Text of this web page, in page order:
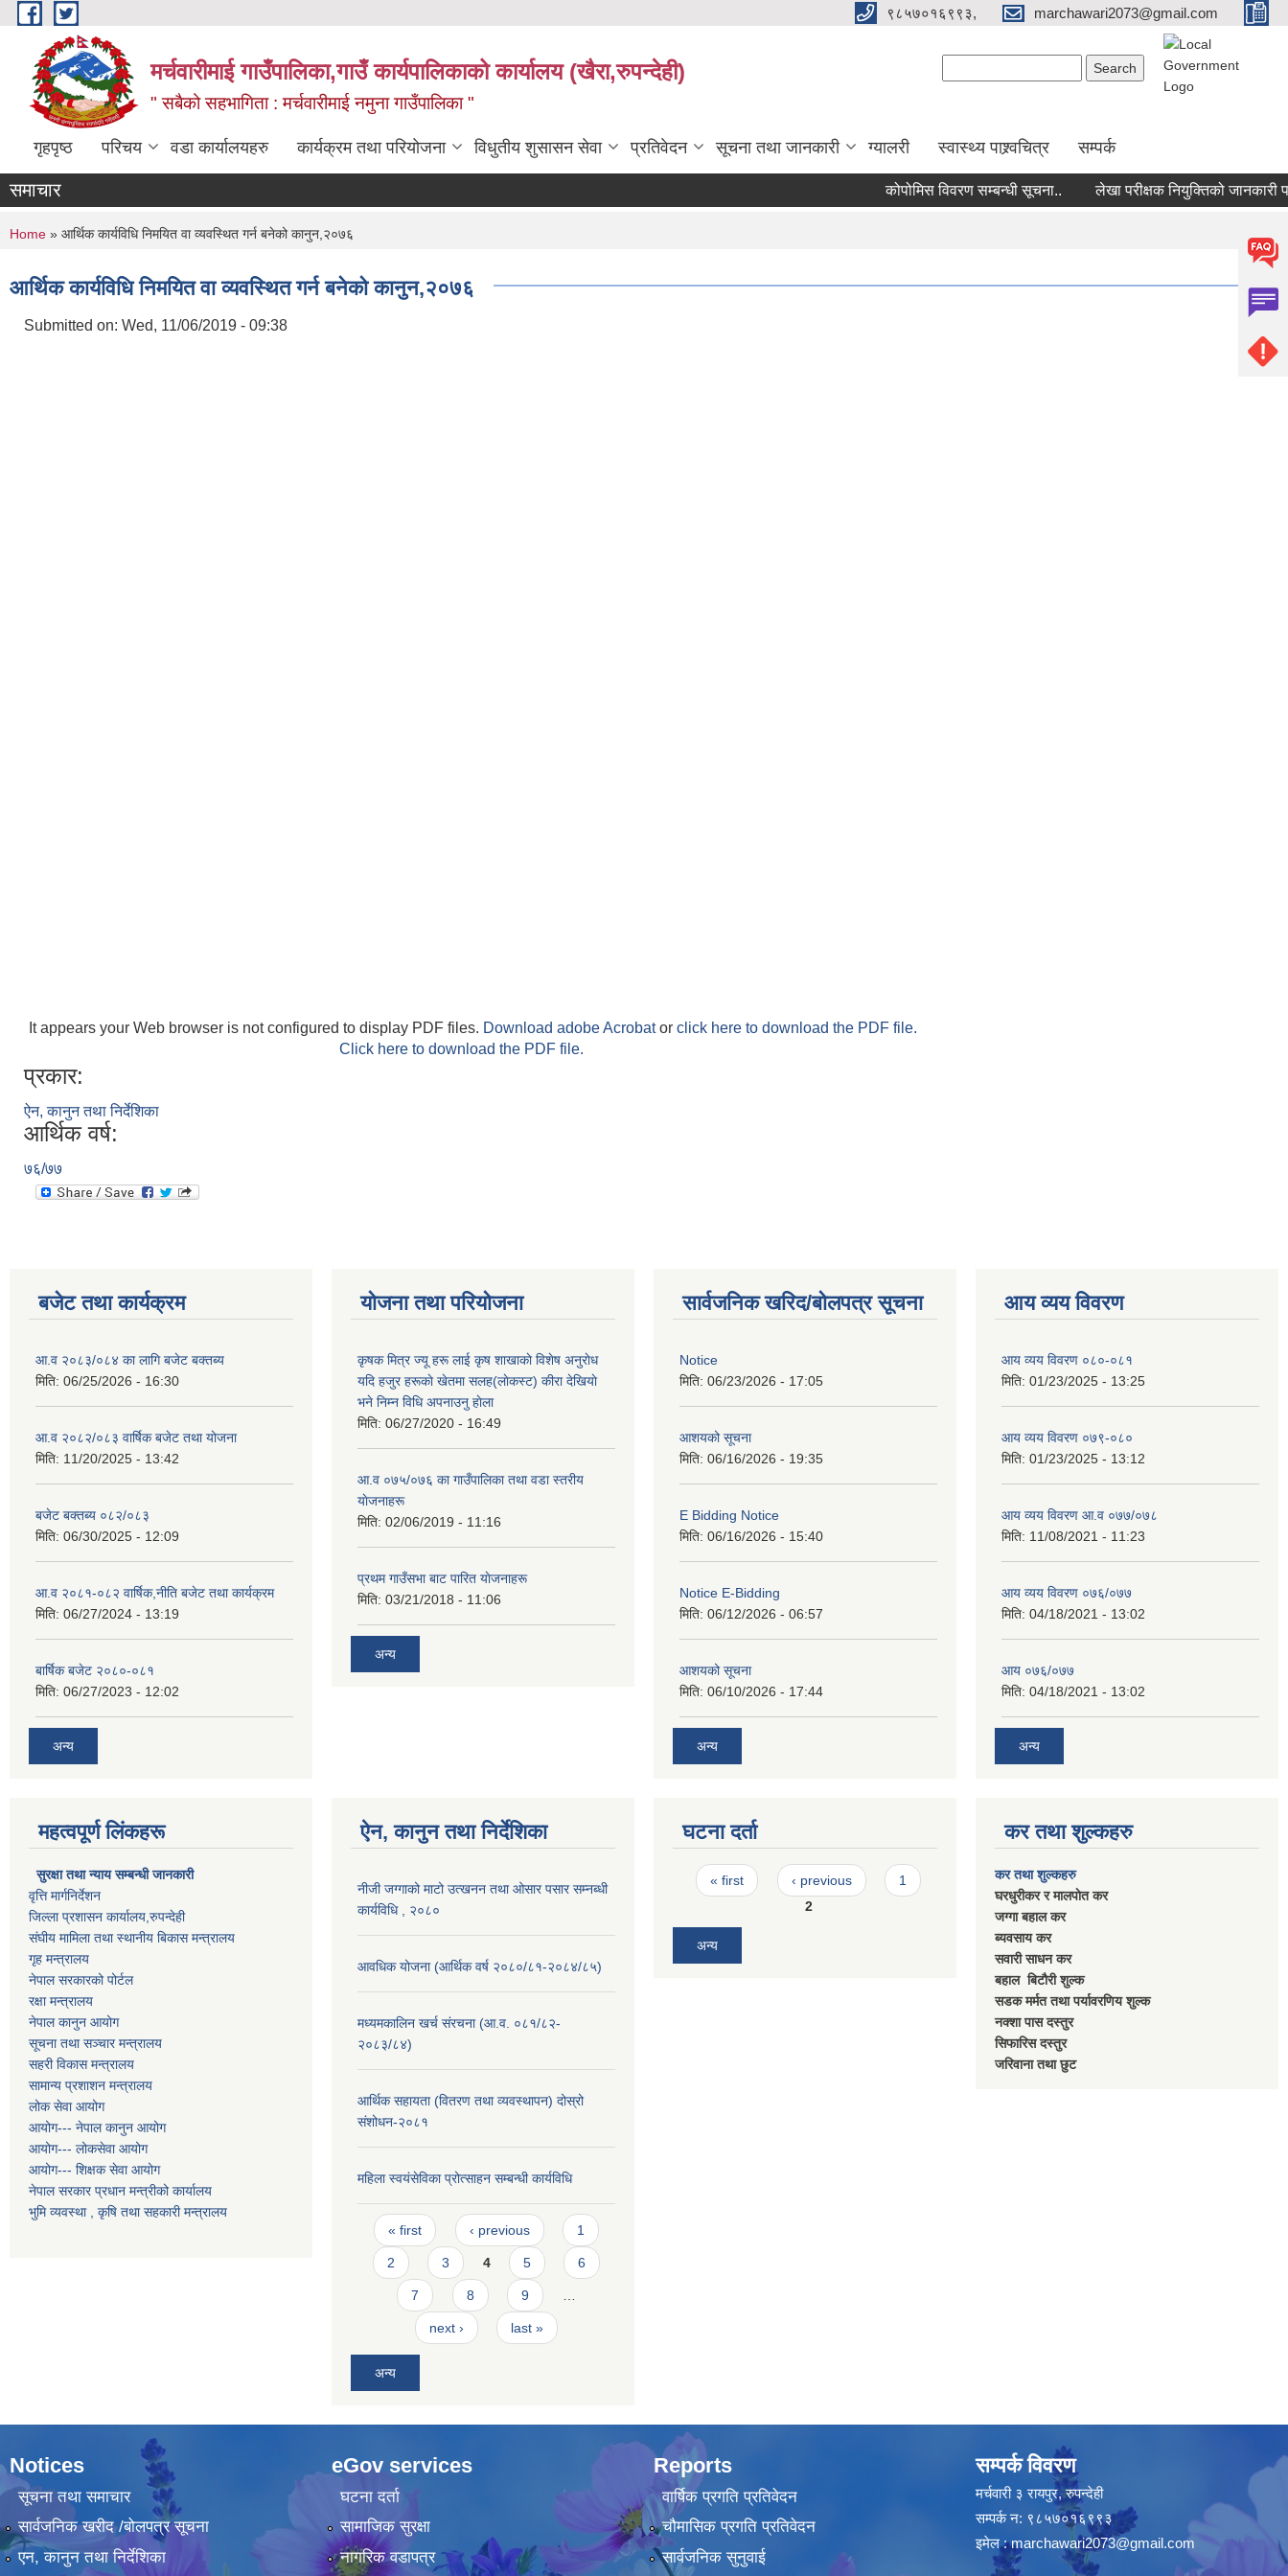
Skip to main content ९८५७०१६९९३, marchawari2073@gmail.com
मर्चवारीमाई गाउँपालिका,गाउँ कार्यपालिकाको कार्यालय (खैरा,रुपन्देही)
" सबैको सहभागिता : मर्चवारीमाई नमुना गाउँपालिका "
गृहपृष्ठ परिचय वडा कार्यालयहरु कार्यक्रम तथा परियोजना विधुतीय शुसासन सेवा प्रतिवेदन सूचना तथा जानकारी ग्यालरी स्वास्थ्य पाश्र्वचित्र सम्पर्क
समाचार कोपोमिस विवरण सम्बन्धी सूचना.. लेखा परीक्षक नियुक्तिको जानकारी
You are here
Home » आर्थिक कार्यविधि निमयित वा व्यवस्थित गर्न बनेको कानुन,२०७६
आर्थिक कार्यविधि निमयित वा व्यवस्थित गर्न बनेको कानुन,२०७६
Submitted on: Wed, 11/06/2019 - 09:38
It appears your Web browser is not configured to display PDF files. Download adobe Acrobator click here to download the PDF file.
Click here to download the PDF file.
प्रकार:
ऐन, कानुन तथा निर्देशिका
आर्थिक वर्ष:
७६/७७
बजेट तथा कार्यक्रम
आ.व २०८३/०८४ का लागि बजेट बक्तब्य
मिति: 06/25/2026 - 16:30
आ.व २०८२/०८३ वार्षिक बजेट तथा योजना
मिति: 11/20/2025 - 13:42
बजेट बक्तब्य ०८२/०८३
मिति: 06/30/2025 - 12:09
आ.व २०८१-०८२ वार्षिक,नीति बजेट तथा कार्यक्रम
मिति: 06/27/2024 - 13:19
बार्षिक बजेट २०८०-०८१
मिति: 06/27/2023 - 12:02
अन्य
योजना तथा परियोजना
कृषक मित्र ज्यू हरू लाई कृष शाखाकाे विशेष अनुराेध
यदि हजुर हरूकाे खेतमा सलह(लाेकस्ट) कीरा देखियाे
भने निम्न विधि अपनाउनु हाेला
मिति: 06/27/2020 - 16:49
आ‍.व ०७५/०७६ का गाउँपालिका तथा वडा स्तरीय
याेजनाहरू
मिति: 02/06/2019 - 11:16
प्रथम गाउँसभा बाट पारित याेजनाहरू
मिति: 03/21/2018 - 11:06
अन्य
सार्वजनिक खरिद/बोलपत्र सूचना
Notice
मिति: 06/23/2026 - 17:05
आशयको सूचना
मिति: 06/16/2026 - 19:35
E Bidding Notice
मिति: 06/16/2026 - 15:40
Notice E-Bidding
मिति: 06/12/2026 - 06:57
आशयको सूचना
मिति: 06/10/2026 - 17:44
अन्य
आय व्यय विवरण
आय व्यय विवरण ०८०-०८१
मिति: 01/23/2025 - 13:25
आय व्यय विवरण ०७९-०८०
मिति: 01/23/2025 - 13:12
आय व्यय विवरण आ.व ०७७/०७८
मिति: 11/08/2021 - 11:23
आय व्यय विवरण ०७६/०७७
मिति: 04/18/2021 - 13:02
आय ०७६/०७७
मिति: 04/18/2021 - 13:02
अन्य
महत्वपूर्ण लिंकहरू
सुरक्षा तथा न्याय सम्बन्धी जानकारी
वृत्ति मार्गनिर्देशन
जिल्ला प्रशासन कार्यालय,रुपन्देही
संघीय मामिला तथा स्थानीय बिकास मन्त्रालय
गृह मन्त्रालय
नेपाल सरकारको पोर्टल
रक्षा मन्त्रालय
नेपाल कानुन आयोग
सूचना तथा सञ्चार मन्त्रालय
सहरी विकास मन्त्रालय
सामान्य प्रशाशन मन्त्रालय
लोक सेवा आयोग
आयोग--- नेपाल कानुन आयोग
आयोग--- लोकसेवा आयोग
आयोग--- शिक्षक सेवा आयोग
नेपाल सरकार प्रधान मन्त्रीको कार्यालय
भुमि व्यवस्था , कृषि तथा सहकारी मन्त्रालय
ऐन, कानुन तथा निर्देशिका
नीजी जग्गाको माटो उत्खनन तथा ओसार पसार सम्नब्धी
कार्यविधि , २०८०
आवधिक योजना (आर्थिक वर्ष २०८०/८१-२०८४/८५)
मध्यमकालिन खर्च संरचना (आ.व. ०८१/८२-
२०८३/८४)
आर्थिक सहायता (वितरण तथा व्यवस्थापन) दोस्रो
संशोधन-२०८१
महिला स्वयंसेविका प्रोत्साहन सम्बन्धी कार्यविधि
Pages
« first ‹ previous 1
2 3 4 5 6
7 8 9
next › last »
अन्य
घटना दर्ता
Pages
« first ‹ previous
1
2
अन्य
कर तथा शुल्कहरु
कर तथा शुल्कहरु
घरधुरीकर र मालपाेत कर
जग्गा बहाल कर
ब्यवसाय कर
सवारी साधन कर
बहाल बिटाैरी शुल्क
सडक मर्मत तथा पर्यावरणिय शुल्क
नक्शा पास दस्तुर
सिफारिस दस्तुर
जरिवाना तथा छुट
Notices
सूचना तथा समाचार
सार्वजनिक खरीद /बोलपत्र सूचना
एन, कानुन तथा निर्देशिका
eGov services
घटना दर्ता
सामाजिक सुरक्षा
नागरिक वडापत्र
Reports
वार्षिक प्रगति प्रतिवेदन
चौमासिक प्रगति प्रतिवेदन
सार्वजनिक सुनुवाई
सम्पर्क विवरण
मर्चवारी ३ रायपुर, रुपन्देही
सम्पर्क न: ९८५७०१६९९३
इमेल :marchawari2073@gmail.com